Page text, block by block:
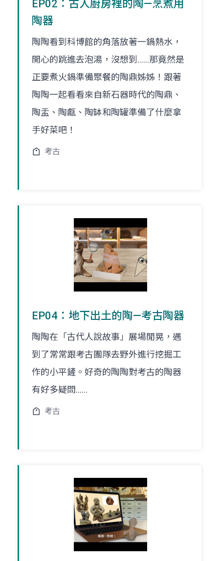
EP02：古人廚房裡的陶—烹煮用
陶器
陶陶看到科博館的角落放著一鍋熱水，
開心的跳進去泡湯，沒想到......那竟然是
正要煮火鍋準備聚餐的陶鼎姊姊！跟著
陶陶一起看看來自新石器時代的陶鼎、
陶盂、陶甗、陶缽和陶罐準備了什麼拿
手好菜吧！
考古
EP04：地下出土的陶—考古陶器
陶陶在「古代人說故事」展場閒晃，遇
到了常常跟考古團隊去野外進行挖掘工
作的小平鏟。好奇的陶陶對考古的陶器
有好多疑問......
考古